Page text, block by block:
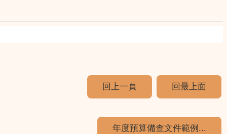
回上一頁 回最上面
年度預算備查文件範例...